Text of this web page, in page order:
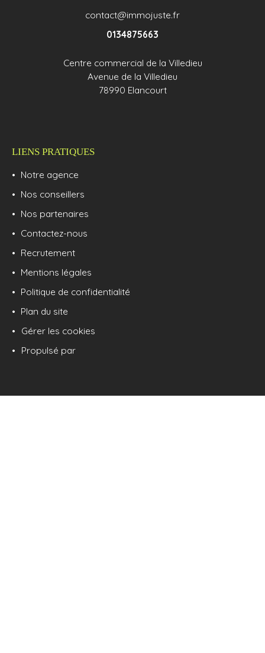
contact@immojuste.fr
0134875663
Centre commercial de la Villedieu
Avenue de la Villedieu
78990 Elancourt
LIENS PRATIQUES
Notre agence
Nos conseillers
Nos partenaires
Contactez-nous
Recrutement
Mentions légales
Politique de confidentialité
Plan du site
Gérer les cookies
Propulsé par